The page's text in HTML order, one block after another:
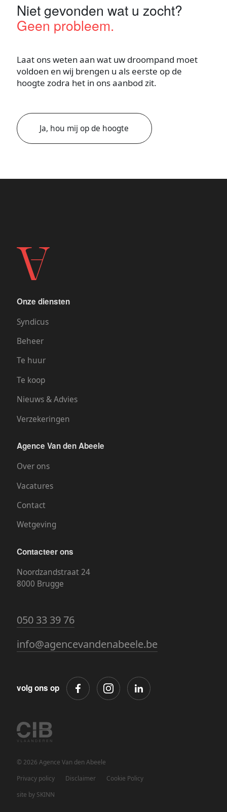
Niet gevonden wat u zocht?
Geen probleem.
Laat ons weten aan wat uw droompand moet
voldoen en wij brengen u als eerste op de
hoogte zodra het in ons aanbod zit.
Ja, hou mij op de hoogte
Onze diensten
Syndicus
Beheer
Te huur
Te koop
Nieuws & Advies
Verzekeringen
Agence Van den Abeele
Over ons
Vacatures
Contact
Wetgeving
Contacteer ons
Noordzandstraat 24
8000 Brugge
050 33 39 76
info@agencevandenabeele.be
© 2026 Agence Van den Abeele
Privacy policy
Disclaimer
Cookie Policy
site by SKINN
volg ons op